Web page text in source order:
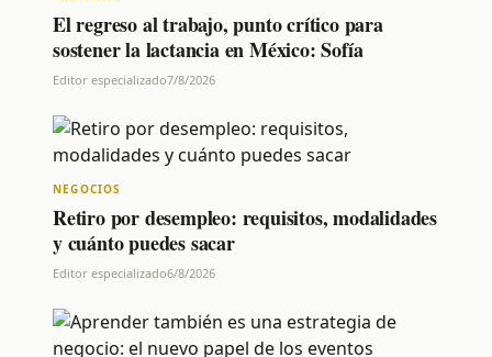
El regreso al trabajo, punto crítico para
sostener la lactancia en México: Sofía
Editor especializado7/8/2026
NEGOCIOS
Retiro por desempleo: requisitos, modalidades
y cuánto puedes sacar
Editor especializado6/8/2026